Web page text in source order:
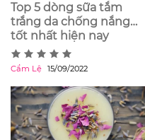
Top 5 dòng sữa tắm
trắng da chống nắng
tốt nhất hiện nay
Cẩm Lệ 15/09/2022